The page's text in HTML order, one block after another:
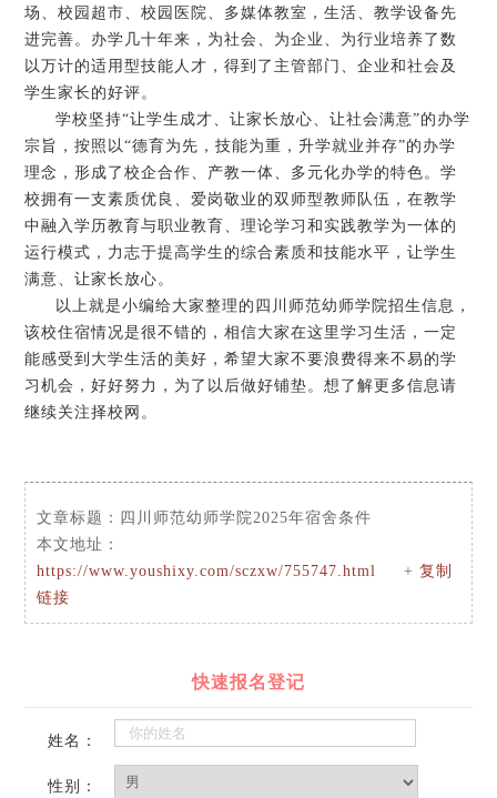
场、校园超市、校园医院、多媒体教室，生活、教学设备先
进完善。办学几十年来，为社会、为企业、为行业培养了数
以万计的适用型技能人才，得到了主管部门、企业和社会及
学生家长的好评。
学校坚持“让学生成才、让家长放心、让社会满意”的办学
宗旨，按照以“德育为先，技能为重，升学就业并存”的办学
理念，形成了校企合作、产教一体、多元化办学的特色。学
校拥有一支素质优良、爱岗敬业的双师型教师队伍，在教学
中融入学历教育与职业教育、理论学习和实践教学为一体的
运行模式，力志于提高学生的综合素质和技能水平，让学生
满意、让家长放心。
以上就是小编给大家整理的四川师范幼师学院招生信息，
该校住宿情况是很不错的，相信大家在这里学习生活，一定
能感受到大学生活的美好，希望大家不要浪费得来不易的学
习机会，好好努力，为了以后做好铺垫。想了解更多信息请
继续关注择校网。
文章标题： 四川师范幼师学院2025年宿舍条件
本文地址：
https://www.youshixy.com/sczxw/755747.html
+复制
链接
快速报名登记
姓名：
性别：